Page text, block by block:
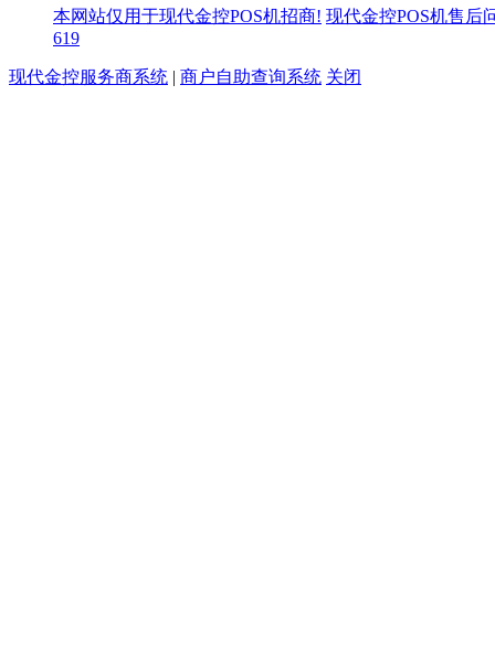
本网站仅用于现代金控POS机招商! 现代金控POS机售后
619
现代金控服务商系统 | 商户自助查询系统 关闭